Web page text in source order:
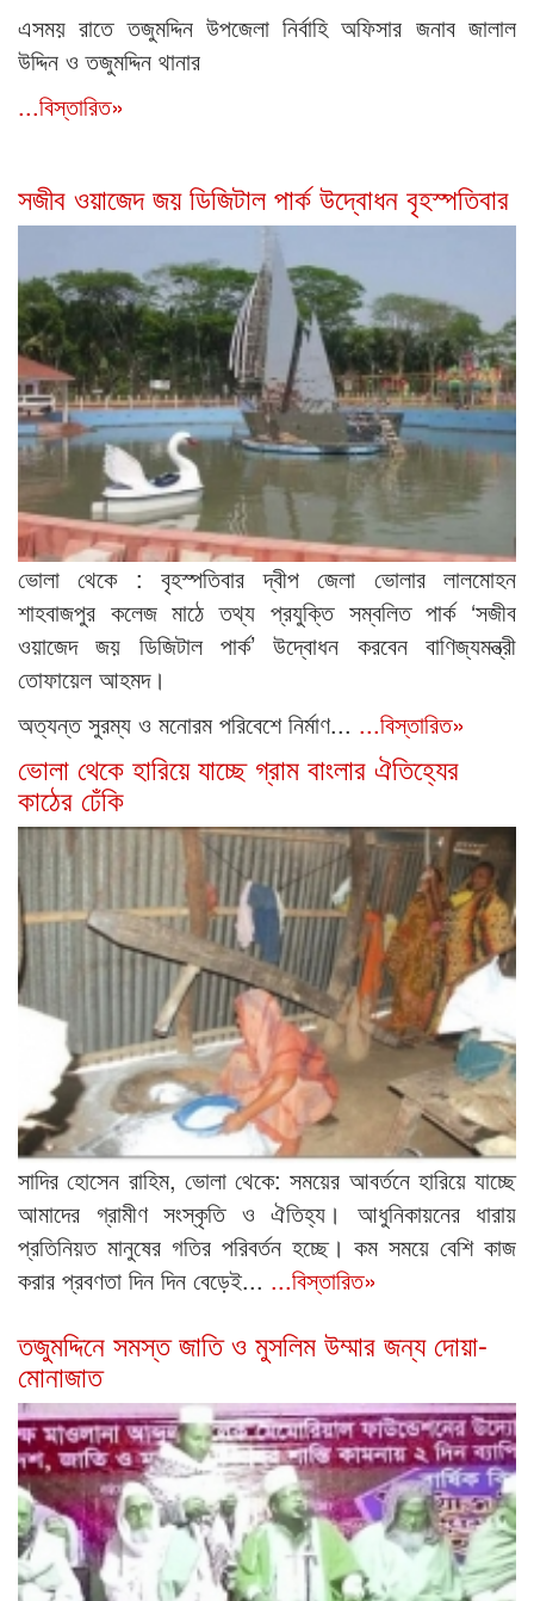
এসময় রাতে তজুমদ্দিন উপজেলা নির্বাহি অফিসার জনাব জালাল
উদ্দিন ও তজুমদ্দিন থানার
...বিস্তারিত»
সজীব ওয়াজেদ জয় ডিজিটাল পার্ক উদ্বোধন বৃহস্পতিবার
ভোলা থেকে : বৃহস্পতিবার দ্বীপ জেলা ভোলার লালমোহন
শাহবাজপুর কলেজ মাঠে তথ্য প্রযুক্তি সম্বলিত পার্ক ‘সজীব
ওয়াজেদ জয় ডিজিটাল পার্ক’ উদ্বোধন করবেন বাণিজ্যমন্ত্রী
তোফায়েল আহমদ।
অত্যন্ত সুরম্য ও মনোরম পরিবেশে নির্মাণ... ...বিস্তারিত»
ভোলা থেকে হারিয়ে যাচ্ছে গ্রাম বাংলার ঐতিহ্যের
কাঠের ঢেঁকি
সাদির হোসেন রাহিম, ভোলা থেকে: সময়ের আবর্তনে হারিয়ে যাচ্ছে
আমাদের গ্রামীণ সংস্কৃতি ও ঐতিহ্য। আধুনিকায়নের ধারায়
প্রতিনিয়ত মানুষের গতির পরিবর্তন হচ্ছে। কম সময়ে বেশি কাজ
করার প্রবণতা দিন দিন বেড়েই... ...বিস্তারিত»
তজুমদ্দিনে সমস্ত জাতি ও মুসলিম উম্মার জন্য দোয়া-
মোনাজাত